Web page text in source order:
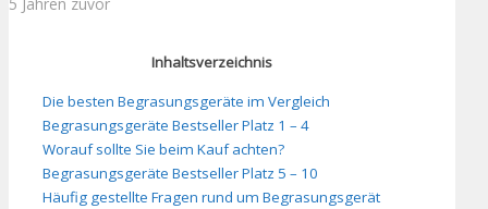
Inhaltsverzeichnis
Die besten Begrasungsgeräte im Vergleich
Begrasungsgeräte Bestseller Platz 1 – 4
Worauf sollte Sie beim Kauf achten?
Begrasungsgeräte Bestseller Platz 5 – 10
Häufig gestellte Fragen rund um Begrasungsgerät